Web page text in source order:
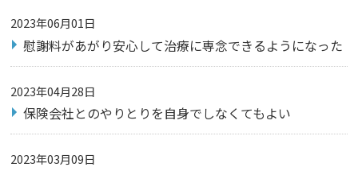
2023年06月01日
慰謝料があがり安心して治療に専念できるようになった
2023年04月28日
保険会社とのやりとりを自身でしなくてもよい
2023年03月09日